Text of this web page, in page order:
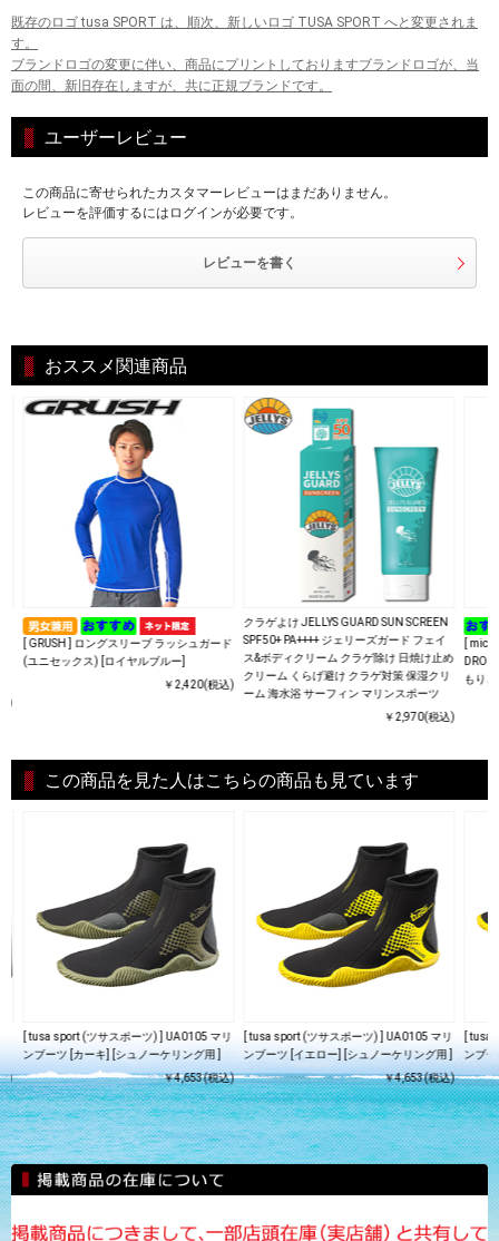
既存のロゴ tusa SPORT は、順次、新しいロゴ TUSA SPORT へと変更されま
す。
ブランドロゴの変更に伴い、商品にプリントしておりますブランドロゴが、当
面の間、新旧存在しますが、共に正規ブランドです。
ユーザーレビュー
この商品に寄せられたカスタマーレビューはまだありません。
レビューを評価するにはログインが必要です。
レビューを書く
おススメ関連商品
)
[ GRUSH ] ロングスリーブ ラッシュガード
(ユニセックス) [ロイヤルブルー]
￥2,420(税込)
クラゲよけ JELLYS GUARD SUN SCREEN
SPF50+ PA++++ ジェリーズガード フェイ
ス&ボディクリーム クラゲ除け 日焼け止め
クリーム くらげ避け クラゲ対策 保湿クリ
ーム 海水浴 サーフィン マリンスポーツ
￥2,970(税込)
[
DROP
もり
この商品を見た人はこちらの商品も見ています
)
[ tusa sport (ツサスポーツ) ] UA0105 マリ
ンブーツ [カーキ] [シュノーケリング用 ]
￥4,653(税込)
[ tusa sport (ツサスポーツ) ] UA0105 マリ
ンブーツ [イエロー] [シュノーケリング用 ]
￥4,653(税込)
[ tusa
ンブ